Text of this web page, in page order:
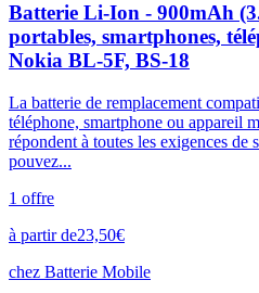
Batterie Li-Ion - 900mAh
portables, smartphones,
Nokia BL-5F, BS-18
La batterie de remplacement
téléphone, smartphone ou appareil
répondent à toutes les exigences de
pouvez...
1 offre
à partir de23,50€
chez Batterie Mobile